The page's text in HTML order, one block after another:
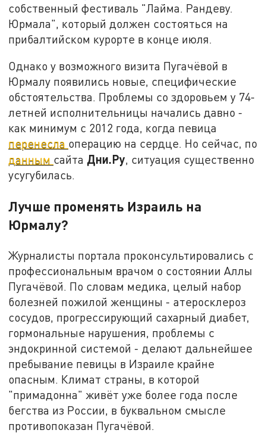
собственный фестиваль "Лайма. Рандеву.
Юрмала", который должен состояться на
прибалтийском курорте в конце июля.
Однако у возможного визита Пугачёвой в
Юрмалу появились новые, специфические
обстоятельства. Проблемы со здоровьем у 74-
летней исполнительницы начались давно -
как минимум с 2012 года, когда певица
перенесла операцию на сердце. Но сейчас, по
данным сайта Дни.Ру, ситуация существенно
усугубилась.
Лучше променять Израиль на
Юрмалу?
Журналисты портала проконсультировались с
профессиональным врачом о состоянии Аллы
Пугачёвой. По словам медика, целый набор
болезней пожилой женщины - атеросклероз
сосудов, прогрессирующий сахарный диабет,
гормональные нарушения, проблемы с
эндокринной системой - делают дальнейшее
пребывание певицы в Израиле крайне
опасным. Климат страны, в которой
"примадонна" живёт уже более года после
бегства из России, в буквальном смысле
противопоказан Пугачёвой.